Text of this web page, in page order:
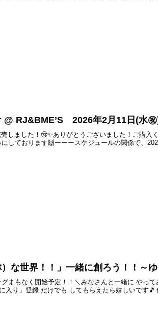
@ RJ&BME’S 2026年2月11日(水
しました！🤠✨ありがとうございました！ご購入
しております🙌ーーースケジュールの関係で、
な世界！！」一緒に創ろう！！～
まもなく開始予定！！＼みなさんと一緒に やっ
入り」登録 だけでも してもらえたら嬉しいです